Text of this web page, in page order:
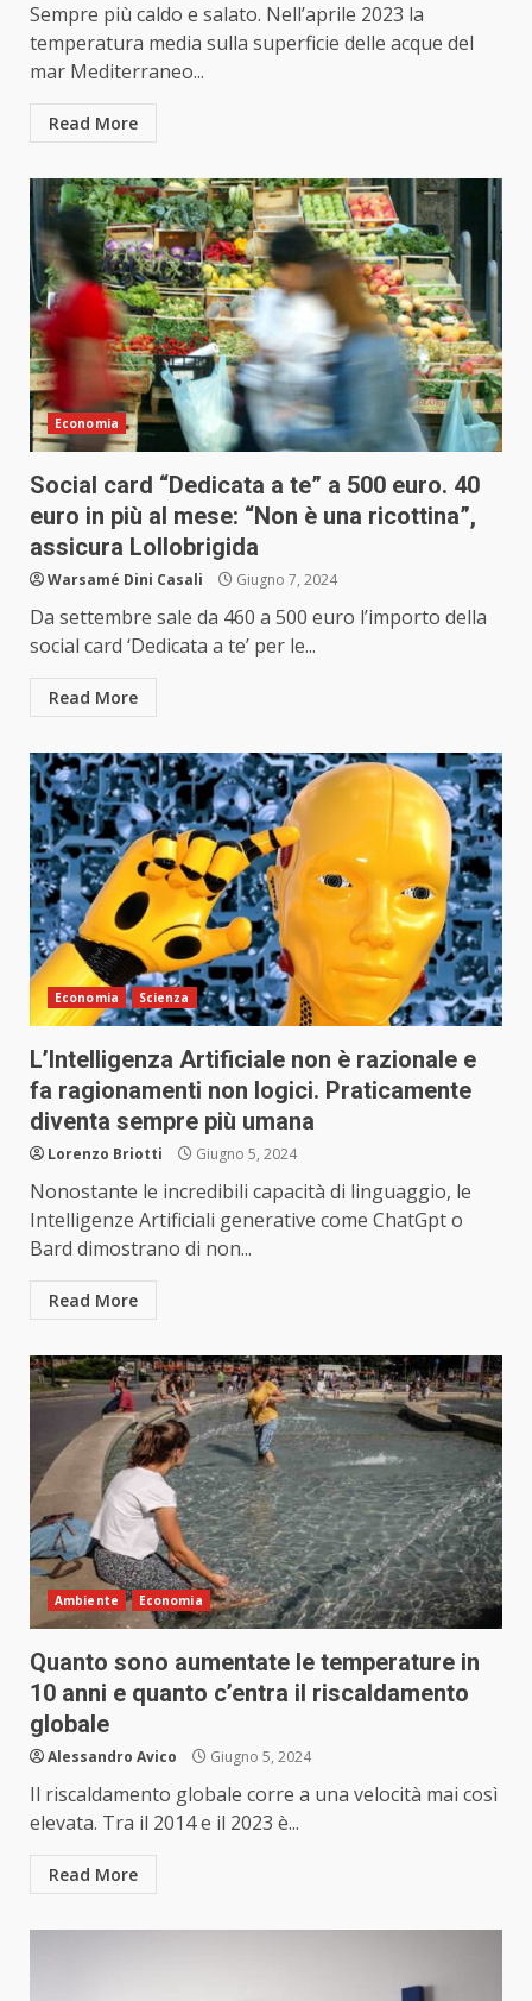
Sempre più caldo e salato. Nell’aprile 2023 la
temperatura media sulla superficie delle acque del
mar Mediterraneo...
Read More
Economia
Social card “Dedicata a te” a 500 euro. 40
euro in più al mese: “Non è una ricottina”,
assicura Lollobrigida
Warsamé Dini Casali Giugno 7, 2024
Da settembre sale da 460 a 500 euro l’importo della
social card ‘Dedicata a te’ per le...
Read More
Economia Scienza
L’Intelligenza Artificiale non è razionale e
fa ragionamenti non logici. Praticamente
diventa sempre più umana
Lorenzo Briotti Giugno 5, 2024
Nonostante le incredibili capacità di linguaggio, le
Intelligenze Artificiali generative come ChatGpt o
Bard dimostrano di non...
Read More
Ambiente Economia
Quanto sono aumentate le temperature in
10 anni e quanto c’entra il riscaldamento
globale
Alessandro Avico Giugno 5, 2024
Il riscaldamento globale corre a una velocità mai così
elevata. Tra il 2014 e il 2023 è...
Read More